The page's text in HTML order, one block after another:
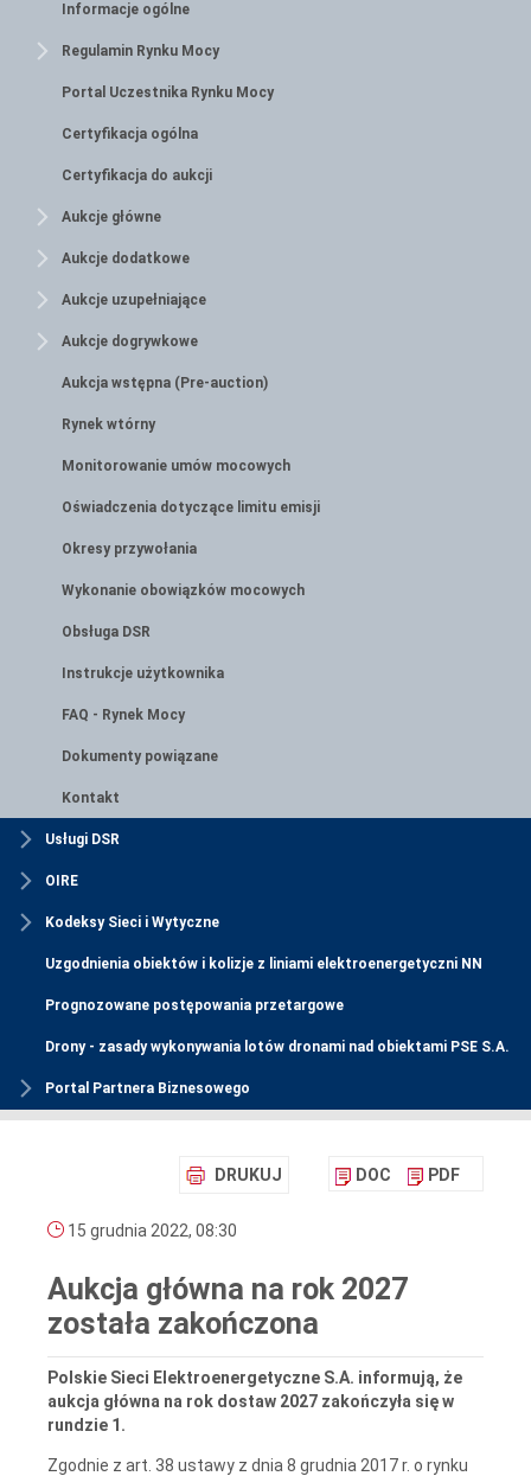
Informacje ogólne
Regulamin Rynku Mocy
Portal Uczestnika Rynku Mocy
Certyfikacja ogólna
Certyfikacja do aukcji
Aukcje główne
Aukcje dodatkowe
Aukcje uzupełniające
Aukcje dogrywkowe
Aukcja wstępna (Pre-auction)
Rynek wtórny
Monitorowanie umów mocowych
Oświadczenia dotyczące limitu emisji
Okresy przywołania
Wykonanie obowiązków mocowych
Obsługa DSR
Instrukcje użytkownika
FAQ - Rynek Mocy
Dokumenty powiązane
Kontakt
Usługi DSR
OIRE
Kodeksy Sieci i Wytyczne
Uzgodnienia obiektów i kolizje z liniami elektroenergetyczni NN
Prognozowane postępowania przetargowe
Drony - zasady wykonywania lotów dronami nad obiektami PSE S.A.
Portal Partnera Biznesowego
DRUKUJ DOC PDF
15 grudnia 2022, 08:30
Aukcja główna na rok 2027
została zakończona
Polskie Sieci Elektroenergetyczne S.A. informują, że
aukcja główna na rok dostaw 2027 zakończyła się w
rundzie 1.
Zgodnie z art. 38 ustawy z dnia 8 grudnia 2017 r. o rynku